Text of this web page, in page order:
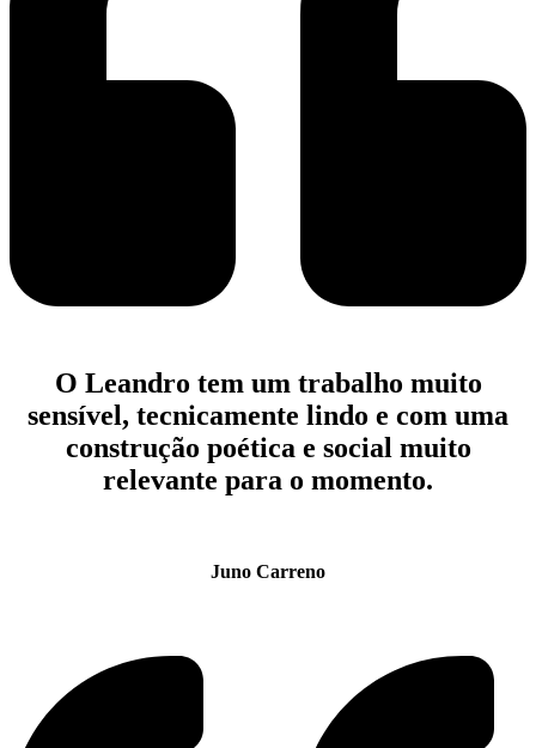
O Leandro tem um trabalho muito
sensível, tecnicamente lindo e com uma
construção poética e social muito
relevante para o momento.
Juno Carreno